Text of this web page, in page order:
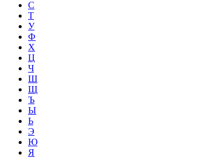
С
Т
У
Ф
Х
Ц
Ч
Ш
Щ
Ъ
Ы
Ь
Э
Ю
Я